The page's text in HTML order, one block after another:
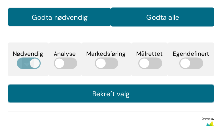
Dersom du ønsker å avbestille varene kontakt oss
umiddelbart på mail: musikkpavinyl@gmail.com
Dersom det foreligger en mangel ved varen, må du innen
brev om at du vil påberope deg mangelen.
Musikkpåvinyl.no vil da gi deg informasjon om hva du
Godta nødvendig Godta alle
Nødvendig Analyse Markedsføring Målrettet Egendefinert
Bekreft valg
Drevet av